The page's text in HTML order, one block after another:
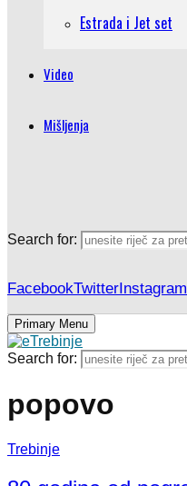
Estrada i Jet set
Video
Mišljenja
Search for:
FacebookTwitterInstagram
Primary Menu
Search for:
popovo
Trebinje